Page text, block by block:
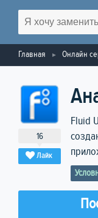
Главная Онлайн
16
Лайк
Fluid